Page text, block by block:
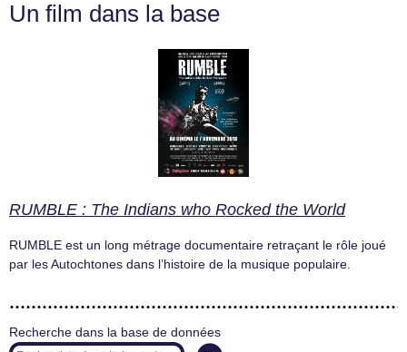
Un film dans la base
RUMBLE : The Indians who Rocked the World
RUMBLE est un long métrage documentaire retraçant le rôle joué
par les Autochtones dans l’histoire de la musique populaire.
Recherche dans la base de données